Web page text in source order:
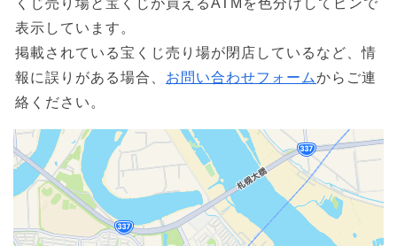
くじ売り場と宝くじが買えるATMを色分けしてピンで
表示しています。
掲載されている宝くじ売り場が閉店しているなど、情
報に誤りがある場合、 お問い合わせフォームからご連
絡ください。